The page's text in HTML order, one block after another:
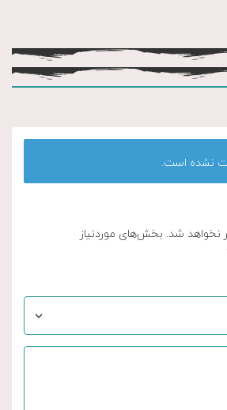
نشده است.
نخواهد شد. بخش‌های موردنیاز